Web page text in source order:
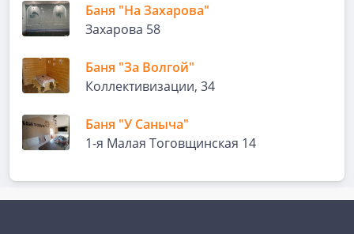
Баня "На Захарова"
Захарова 58
Баня "За Волгой"
Коллективизации, 34
Баня "У Саныча"
1-я Малая Тоговщинская 14